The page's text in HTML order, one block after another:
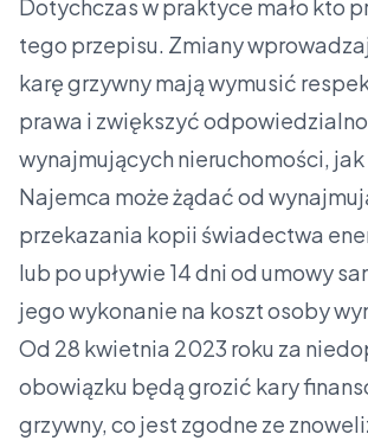
Dotychczas w praktyce mało kto
tego przepisu. Zmiany
karę grzywny mają wymusić
prawa i zwiększyć
wynajmujących nieruchomości, jak
Najemca może żądać od
przekazania kopii świadectwa
lub po upływie 14 dni od umowy
jego wykonanie na koszt osoby
Od 28 kwietnia 2023 roku za
obowiązku będą grozić kary
grzywny, co jest zgodne ze